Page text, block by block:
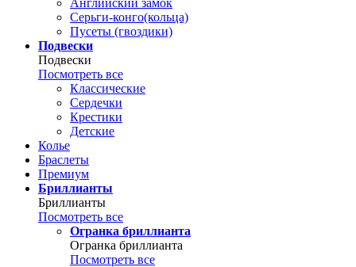
Английский замок
Серьги-конго(кольца)
Пусеты (гвоздики)
Подвески
Подвески
Посмотреть все
Классические
Сердечки
Крестики
Детские
Колье
Браслеты
Премиум
Бриллианты
Бриллианты
Посмотреть все
Огранка бриллианта
Огранка бриллианта
Посмотреть все